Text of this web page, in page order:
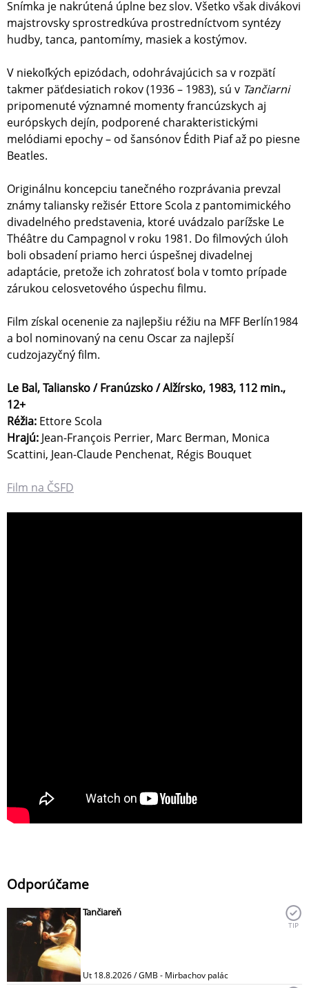
Snímka je nakrútená úplne bez slov. Všetko však divákovi
majstrovsky sprostredkúva prostredníctvom syntézy
hudby, tanca, pantomímy, masiek a kostýmov.
V niekoľkých epizódach, odohrávajúcich sa v rozpätí
takmer päťdesiatich rokov (1936 – 1983), sú v Tančiarni
pripomenuté významné momenty francúzskych aj
európskych dejín, podporené charakteristickými
melódiami epochy – od šansónov Édith Piaf až po piesne
Beatles.
Originálnu koncepciu tanečného rozprávania prevzal
známy taliansky režisér Ettore Scola z pantomimického
divadelného predstavenia, ktoré uvádzalo parížske Le
Théâtre du Campagnol v roku 1981. Do filmových úloh
boli obsadení priamo herci úspešnej divadelnej
adaptácie, pretože ich zohratosť bola v tomto prípade
zárukou celosvetového úspechu filmu.
Film získal ocenenie za najlepšiu réžiu na MFF Berlín1984
a bol nominovaný na cenu Oscar za najlepší
cudzojazyčný film.
Le Bal, Taliansko / Franúzsko / Alžírsko, 1983, 112 min.,
12+
Réžia: Ettore Scola
Hrajú: Jean-François Perrier, Marc Berman, Monica
Scattini, Jean-Claude Penchenat, Régis Bouquet
Film na ČSFD
Odporúčame
Tančiareň
Ut 18.8.2026 / GMB - Mirbachov palác
TIP